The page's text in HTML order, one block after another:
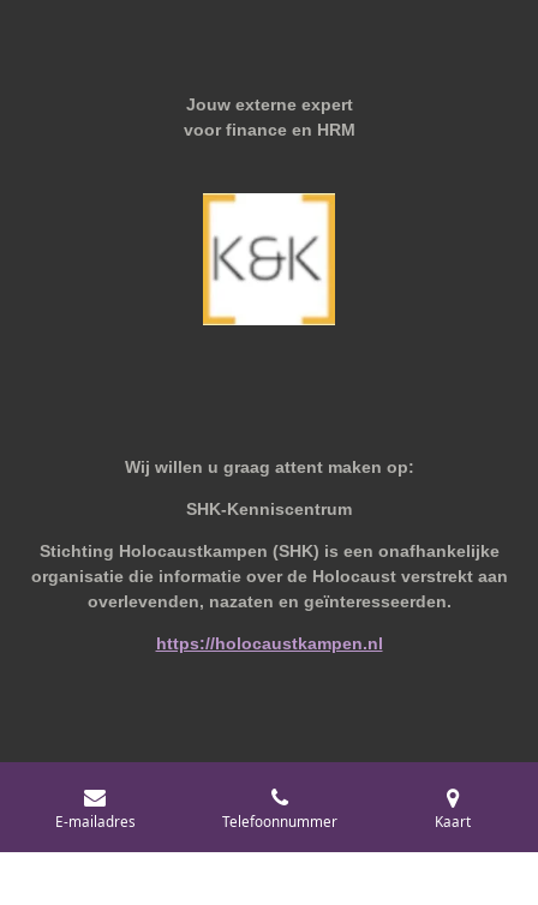
Jouw externe expert
voor finance en HRM
Wij willen u graag attent maken op:
SHK-Kenniscentrum
Stichting Holocaustkampen (SHK) is een onafhankelijke
organisatie die informatie over de Holocaust verstrekt aan
overlevenden, nazaten en geïnteresseerden.
https://holocaustkampen.nl
© 2019 - 2026 Behoudvanoud
Powered byJouwWeb
E-mailadres Telefoonnummer Kaart